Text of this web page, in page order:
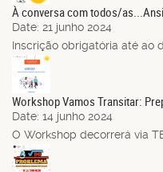
À conversa com todos/
Date: 21 junho 2024
Inscrição obrigatória até ao
Jun.
Workshop Vamos Transitar:
Date: 14 junho 2024
O Workshop decorrerá via
03